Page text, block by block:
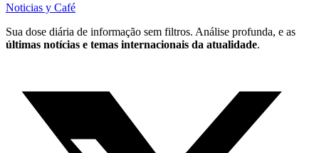
Noticias y Café
Sua dose diária de informação sem filtros. Análise profunda, e as
últimas notícias e temas internacionais da atualidade.